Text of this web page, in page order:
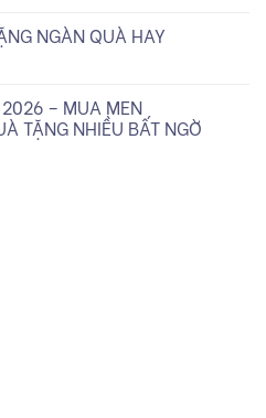
NGÀN QUÀ HAY
– MUA MEN
TẶNG NHIỀU BẤT NGỜ